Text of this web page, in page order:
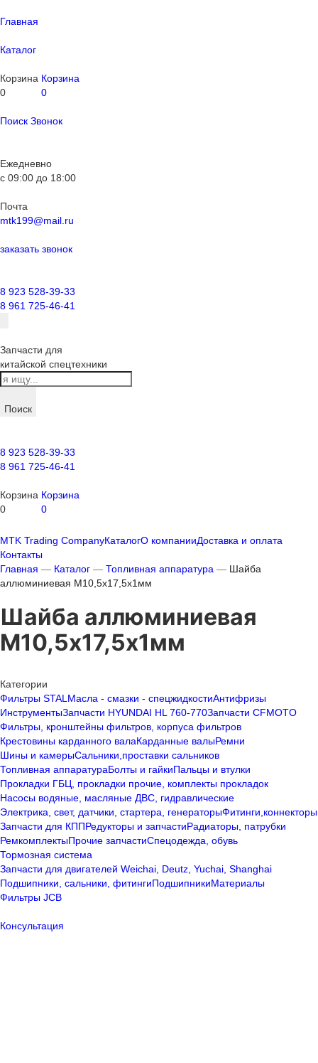
Главная
Каталог
Корзина
0
Корзина
0
Поиск Звонок
Ежедневно
с 09:00 до 18:00
Почта
mtk199@mail.ru
заказать звонок
8 923 528-39-33
8 961 725-46-41
Запчасти для
китайской спецтехники
Поиск
8 923 528-39-33
8 961 725-46-41
Корзина
0
Корзина
0
MTK Trading CompanyКаталогО компанииДоставка и оплата
Контакты
Главная — Каталог — Топливная аппаратура — Шайба
аллюминиевая М10,5х17,5х1мм
Шайба аллюминиевая
М10,5х17,5х1мм
Категории
Фильтры STAL Масла - смазки - спецжидкостиАнтифризы
ИнструментыЗапчасти HYUNDAI HL 760-770Запчасти CFMOTO
Фильтры, кронштейны фильтров, корпуса фильтров
Крестовины карданного валаКарданные валыРемни
Шины и камерыСальники,проставки сальников
Топливная аппаратураБолты и гайкиПальцы и втулки
Прокладки ГБЦ, прокладки прочие, комплекты прокладок
Насосы водяные, масляные ДВС, гидравлические
Электрика, свет, датчики, стартера, генераторыФитинги,коннекторы
Запчасти для КППРедукторы и запчастиРадиаторы, патрубки
РемкомплектыПрочие запчастиСпецодежда, обувь
Тормозная система
Запчасти для двигателей Weichai, Deutz, Yuchai, Shanghai
Подшипники, сальники, фитингиПодшипникиМатериалы
Фильтры JCB
Консультация